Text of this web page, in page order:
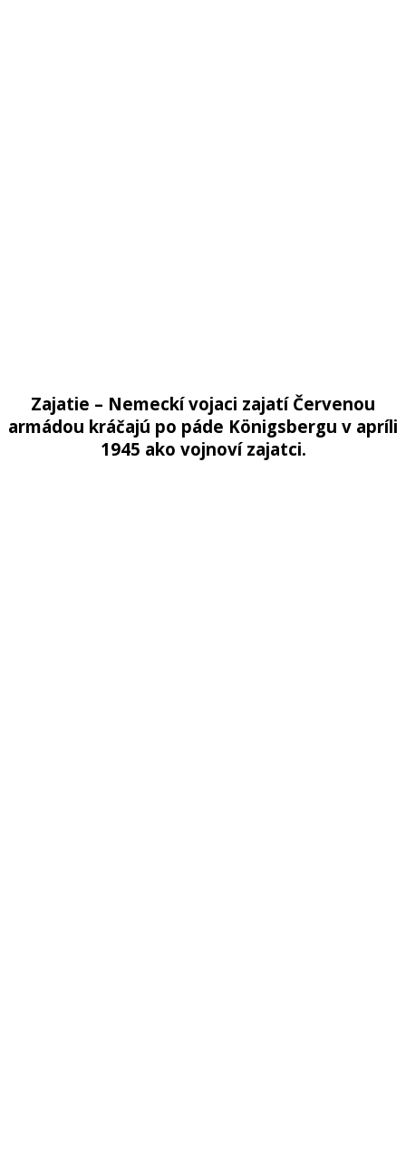
Zajatie – Nemeckí vojaci zajatí Červenou
armádou kráčajú po páde Königsbergu v apríli
1945 ako vojnoví zajatci.